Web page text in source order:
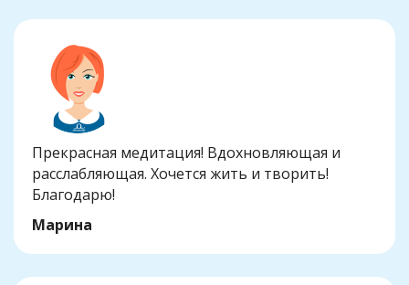
Прекрасная медитация! Вдохновляющая и
расслабляющая. Хочется жить и творить!
Благодарю!
Марина